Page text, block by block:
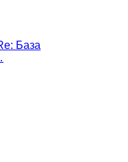
База